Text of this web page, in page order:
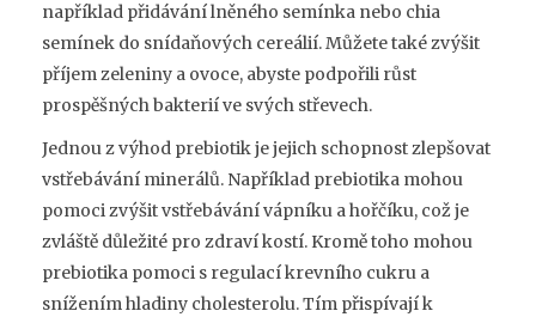
například přidávání lněného semínka nebo chia
semínek do snídaňových cereálií. Můžete také zvýšit
příjem zeleniny a ovoce, abyste podpořili růst
prospěšných bakterií ve svých střevech.
Jednou z výhod prebiotik je jejich schopnost zlepšovat
vstřebávání minerálů. Například prebiotika mohou
pomoci zvýšit vstřebávání vápníku a hořčíku, což je
zvláště důležité pro zdraví kostí. Kromě toho mohou
prebiotika pomoci s regulací krevního cukru a
snížením hladiny cholesterolu. Tím přispívají k